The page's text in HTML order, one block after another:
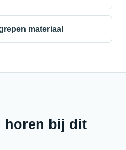
materiaal
horen bij dit